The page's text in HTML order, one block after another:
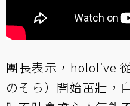
團長表示，hololive
のそら）開始茁壯，